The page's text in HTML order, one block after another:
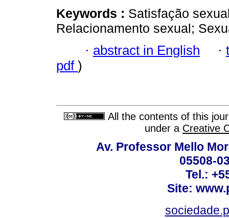
Keywords : Satisfação
Relacionamento sexual;
· abstract in English ·
pdf )
All the contents of this
under a Creative
Av. Professor Mello
05508-
Tel.:
Site: